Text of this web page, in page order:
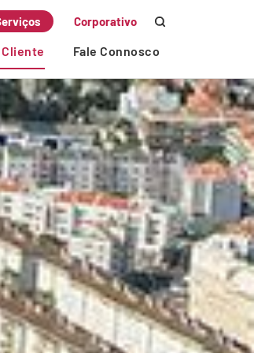
Corporativo
Cliente Fale Connosco